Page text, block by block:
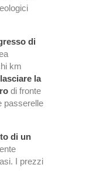
di
km
la
di fronte
passerelle
di un
I prezzi